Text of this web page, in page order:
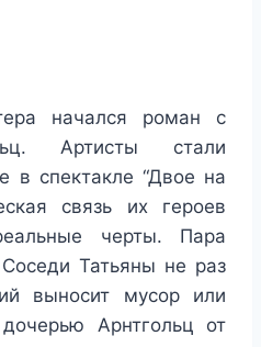
начался роман с
Артисты стали
в спектакле “Двое на
связь их героев
черты. Пара
Татьяны не раз
выносит мусор или
Арнтгольц от